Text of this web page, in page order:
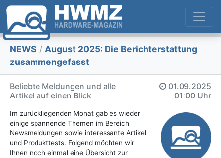
NEWS / August 2025: Die Bericht­erstattung
zusammengefasst
Beliebte Meldungen und alle
Artikel auf einen Blick
01.09.2025
01:00 Uhr
Im zurückliegenden Monat gab es wieder
einige spannende Themen im Bereich
Newsmeldungen sowie interessante Artikel
und Produkttests. Folgend möchten wir
Ihnen noch einmal eine Übersicht zur